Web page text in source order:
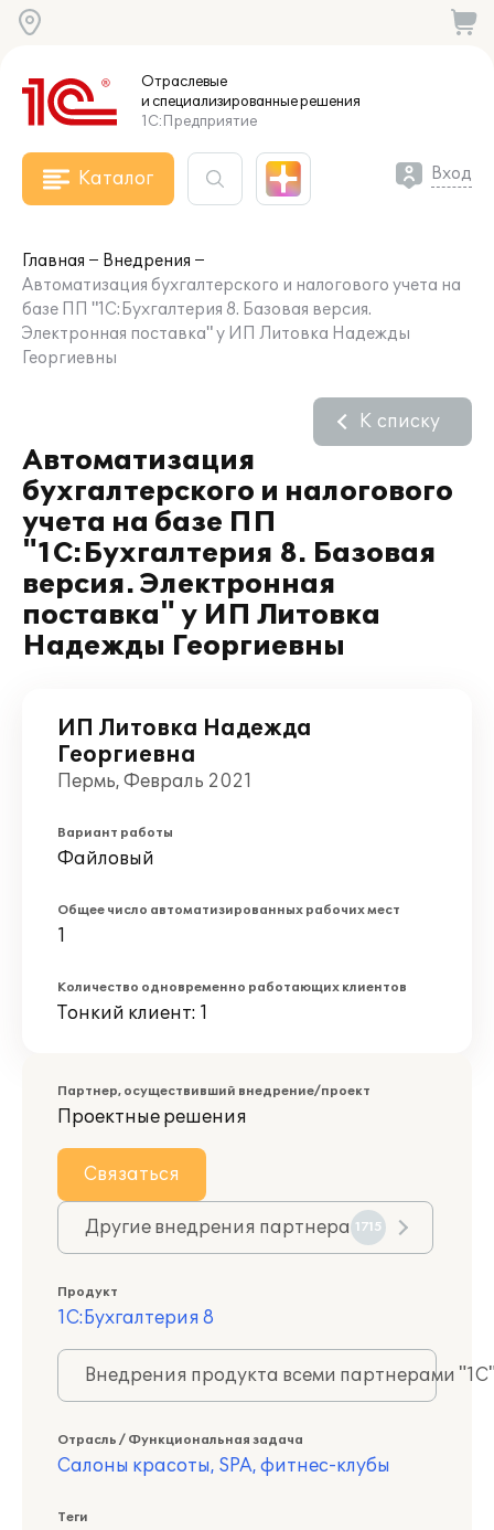
Отраслевые
и специализированныерешения
1С:Предприятие
Каталог Вход
Главная
Внедрения
Автоматизация бухгалтерского и налогового учета на
базе ПП "1С:Бухгалтерия 8. Базовая версия.
Электронная поставка" у ИП Литовка Надежды
Георгиевны
Автоматизация
бухгалтерского и налогового
учета на базе ПП
"1С:Бухгалтерия 8. Базовая
версия. Электронная
поставка" у ИП Литовка
Надежды Георгиевны
К списку
ИП Литовка Надежда
Георгиевна
Пермь, Февраль 2021
Вариант работы
Файловый
Общее число автоматизированных рабочих мест
1
Количество одновременно работающих клиентов
Тонкий клиент: 1
Партнер, осуществивший внедрение/проект
Проектные решения
Связаться
Другие внедрения партнера 1715
Продукт
1С:Бухгалтерия 8
Внедрения продукта всеми партнерами
Отрасль / Функциональная задача
Салоны красоты, SPA, фитнес-клубы
Теги